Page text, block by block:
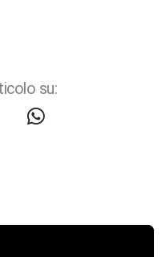
su: